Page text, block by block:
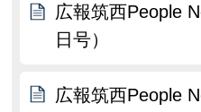
広報筑西People
日号）
広報筑西People